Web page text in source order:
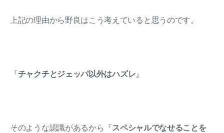
上記の理由から野良はこう考えていると思うのです。
『チャクチとジェッパ以外はハズレ』
そのような認識があるから『スペシャルでなせることを